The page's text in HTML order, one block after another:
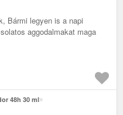
Bármi legyen is a napi
aggodalmakat maga
48h 30 ml